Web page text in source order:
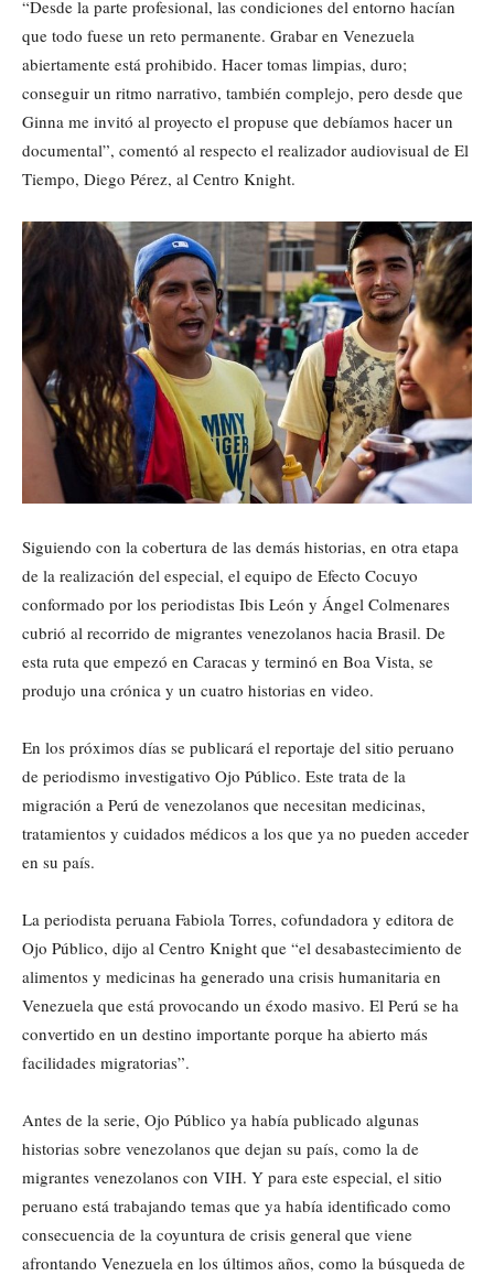
“Desde la parte profesional, las condiciones del entorno hacían
que todo fuese un reto permanente. Grabar en Venezuela
abiertamente está prohibido. Hacer tomas limpias, duro;
conseguir un ritmo narrativo, también complejo, pero desde que
Ginna me invitó al proyecto el propuse que debíamos hacer un
documental”, comentó al respecto el realizador audiovisual de El
Tiempo, Diego Pérez, al Centro Knight.
Siguiendo con la cobertura de las demás historias, en otra etapa
de la realización del especial, el equipo de Efecto Cocuyo
conformado por los periodistas Ibis León y Ángel Colmenares
cubrió al recorrido de migrantes venezolanos hacia Brasil. De
esta ruta que empezó en Caracas y terminó en Boa Vista, se
produjo una crónica y un cuatro historias en video.
En los próximos días se publicará el reportaje del sitio peruano
de periodismo investigativo Ojo Público. Este trata de la
migración a Perú de venezolanos que necesitan medicinas,
tratamientos y cuidados médicos a los que ya no pueden acceder
en su país.
La periodista peruana Fabiola Torres, cofundadora y editora de
Ojo Público, dijo al Centro Knight que “el desabastecimiento de
alimentos y medicinas ha generado una crisis humanitaria en
Venezuela que está provocando un éxodo masivo. El Perú se ha
convertido en un destino importante porque ha abierto más
facilidades migratorias”.
Antes de la serie, Ojo Público ya había publicado algunas
historias sobre venezolanos que dejan su país, como la de
migrantes venezolanos con VIH. Y para este especial, el sitio
peruano está trabajando temas que ya había identificado como
consecuencia de la coyuntura de crisis general que viene
afrontando Venezuela en los últimos años, como la búsqueda de